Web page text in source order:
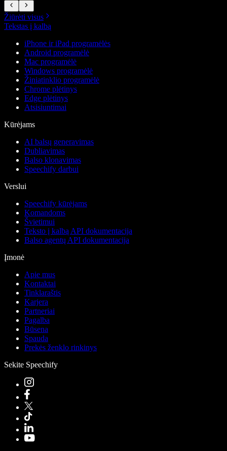
Žiūrėti visus
Tekstas į kalbą
iPhone ir iPad programėlės
Android programėlė
Mac programėlė
Windows programėlė
Žiniatinklio programėlė
Chrome plėtinys
Edge plėtinys
Atsisiuntimai
Kūrėjams
AI balsų generavimas
Dubliavimas
Balso klonavimas
Speechify darbui
Verslui
Speechify kūrėjams
Komandoms
Švietimui
Teksto į kalbą API dokumentacija
Balso agentų API dokumentacija
Įmonė
Apie mus
Kontaktai
Tinklaraštis
Karjera
Partneriai
Pagalba
Būsena
Spauda
Prekės ženklo rinkinys
Sekite Speechify